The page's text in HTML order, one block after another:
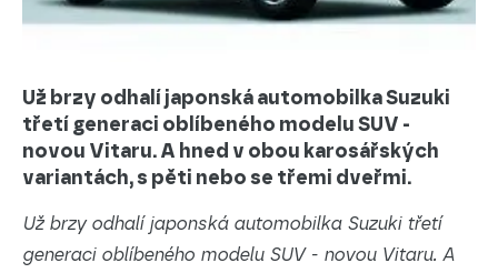
Už brzy odhalí japonská automobilka Suzuki
třetí generaci oblíbeného modelu SUV -
novou Vitaru. A hned v obou karosářských
variantách, s pěti nebo se třemi dveřmi.
Už brzy odhalí japonská automobilka Suzuki třetí
generaci oblíbeného modelu SUV - novou Vitaru. A